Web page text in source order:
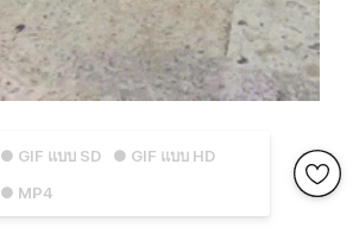
● GIF แบบ SD
● GIF แบบ HD
● MP4